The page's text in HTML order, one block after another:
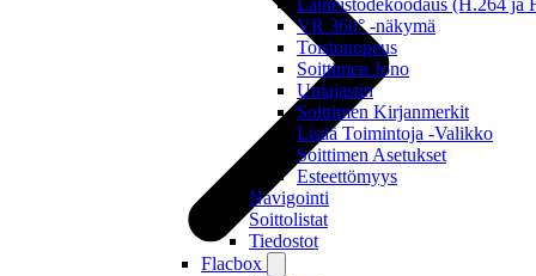
Laitteistodekoodaus (H.264 ja
VR 360° -näkymä
Toistonopeus
Soittimen Jono
Uniajastin
Soittimen Kirjanmerkit
Lisää Toimintoja -Valikko
Soittimen Asetukset
Esteettömyys
Navigointi
Soittolistat
Tiedostot
Flacbox